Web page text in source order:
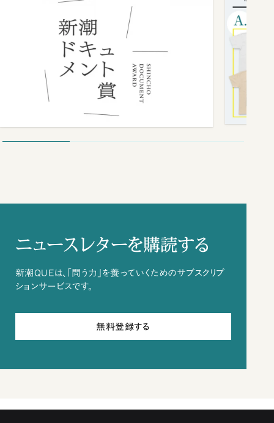
ニュースレターを購読する
新潮QUEは、「問う力」を養っていくためのサブスクリプ
ションサービスです。
無料登録する